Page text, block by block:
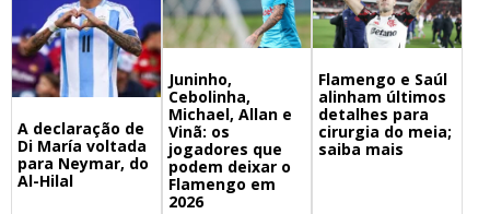
A declaração de
Di María voltada
para Neymar, do
Al-Hilal
Juninho,
Cebolinha,
Michael, Allan e
Vinã: os
jogadores que
podem deixar o
Flamengo em
2026
Flamengo e Saúl
alinham últimos
detalhes para
cirurgia do meia;
saiba mais